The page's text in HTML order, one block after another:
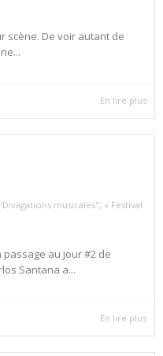
scène. De voir autant de
En lire plus
"Divagations musicales", « Festival
au jour #2 de
Santana a...
En lire plus